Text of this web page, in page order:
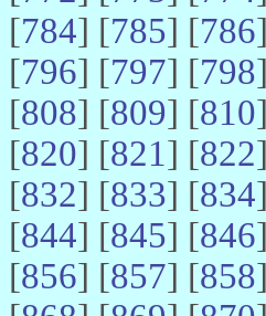
[784] [785] [786
[796] [797] [798
[808] [809] [810
[820] [821] [822
[832] [833] [834
[844] [845] [846
[856] [857] [858